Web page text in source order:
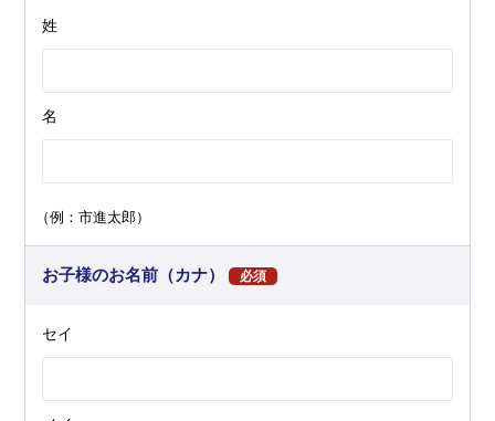
姓
名
（例：市進太郎）
お子様のお名前（カナ） 必須
セイ